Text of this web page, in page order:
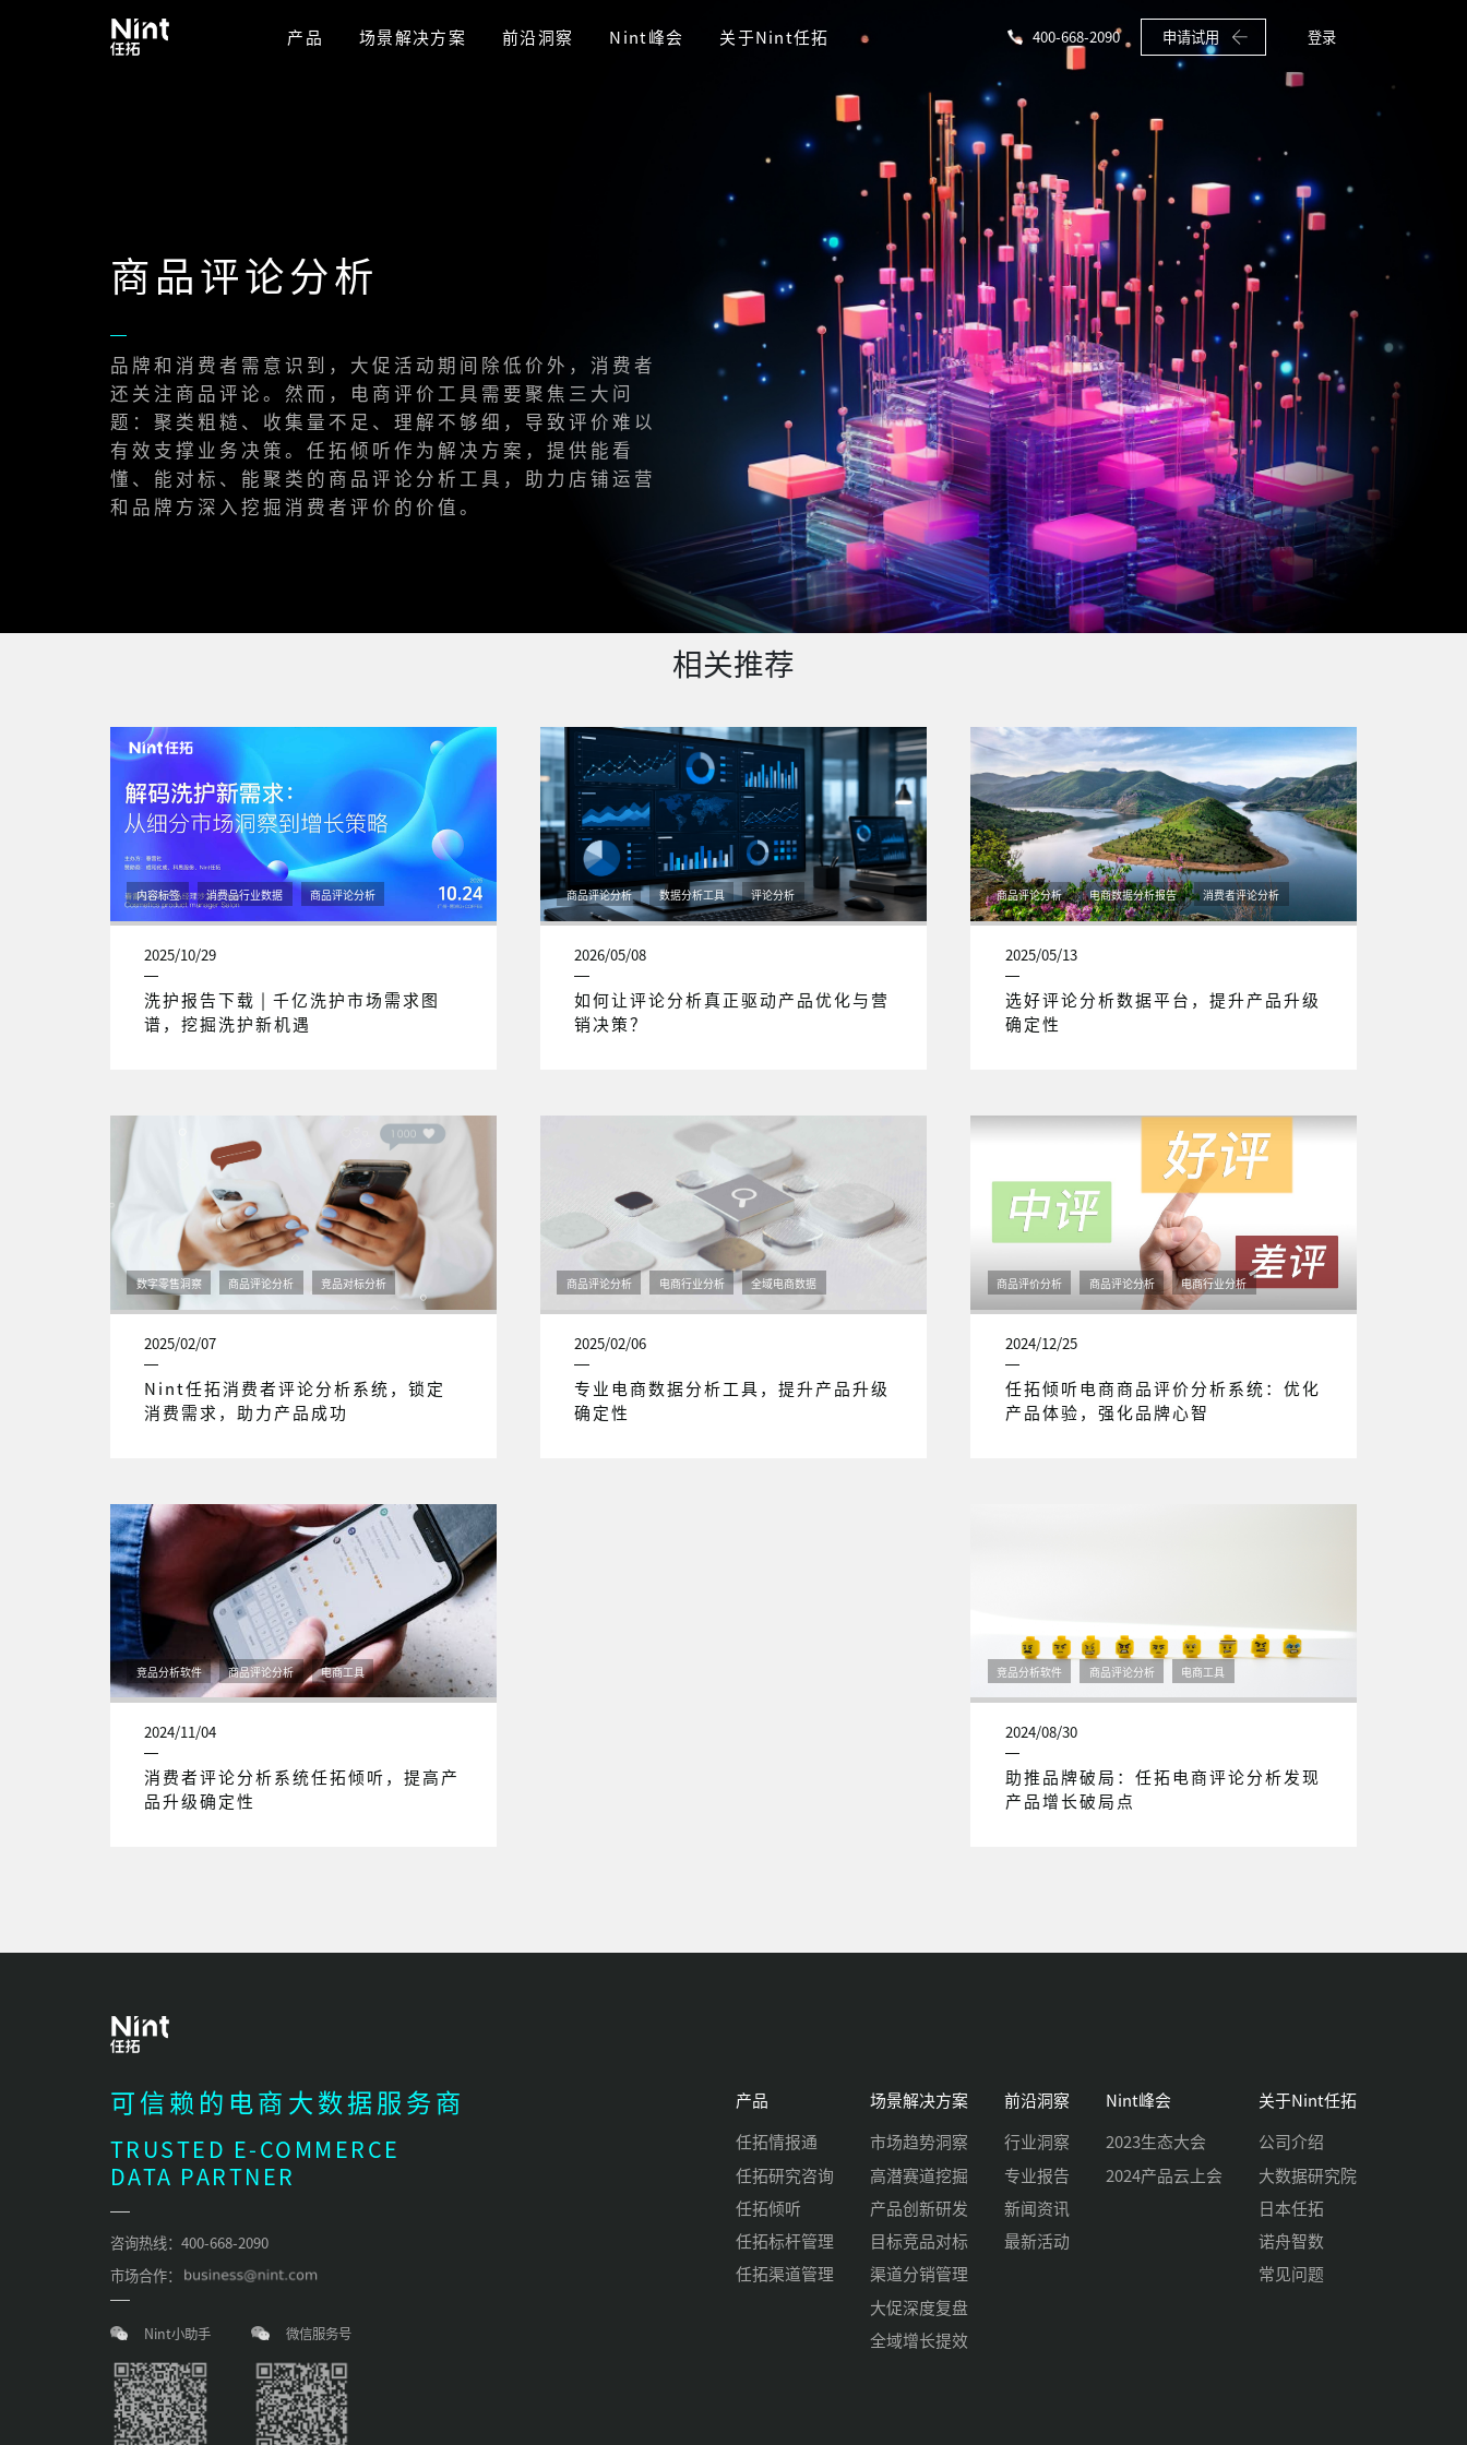
产品 场景解决方案 前沿洞察 Nint峰会 关于Nint任拓 400-668-2090 申请试用 登录
商品评论分析
品牌和消费者需意识到，大促活动期间除低价外，消费者
还关注商品评论。然而，电商评价工具需要聚焦三大问
题：聚类粗糙、收集量不足、理解不够细，导致评价难以
有效支撑业务决策。任拓倾听作为解决方案，提供能看
懂、能对标、能聚类的商品评论分析工具，助力店铺运营
和品牌方深入挖掘消费者评价的价值。
相关推荐
内容标签 消费品行业数据 商品评论分析
2025/10/29
洗护报告下载 | 千亿洗护市场需求图
谱，挖掘洗护新机遇
商品评论分析 数据分析工具 评论分析
2026/05/08
如何让评论分析真正驱动产品优化与营
销决策？
商品评论分析 电商数据分析报告 消费者评论分析
2025/05/13
选好评论分析数据平台，提升产品升级
确定性
数字零售洞察 商品评论分析 竞品对标分析
2025/02/07
Nint任拓消费者评论分析系统，锁定
消费需求，助力产品成功
商品评论分析 电商行业分析 全域电商数据
2025/02/06
专业电商数据分析工具，提升产品升级
确定性
商品评价分析 商品评论分析 电商行业分析
2024/12/25
任拓倾听电商商品评价分析系统：优化
产品体验，强化品牌心智
竞品分析软件 商品评论分析 电商工具
2024/11/04
消费者评论分析系统任拓倾听，提高产
品升级确定性
竞品分析软件 商品评论分析 电商工具
2024/08/30
助推品牌破局：任拓电商评论分析发现
产品增长破局点
可信赖的电商大数据服务商
TRUSTED E-COMMERCE
DATA PARTNER
咨询热线：400-668-2090
市场合作：
Nint小助手 微信服务号
产品
任拓情报通
任拓研究咨询
任拓倾听
任拓标杆管理
任拓渠道管理
场景解决方案
市场趋势洞察
高潜赛道挖掘
产品创新研发
目标竞品对标
渠道分销管理
大促深度复盘
全域增长提效
前沿洞察
行业洞察
专业报告
新闻资讯
最新活动
Nint峰会
2023生态大会
2024产品云上会
关于Nint任拓
公司介绍
大数据研究院
日本任拓
诺舟智数
常见问题